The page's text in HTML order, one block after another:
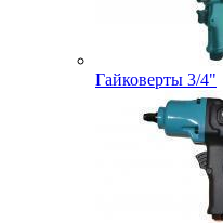
Гайковерты 3/4"